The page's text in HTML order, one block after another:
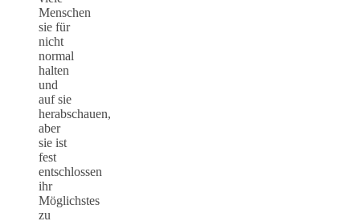
Menschen
sie für
nicht
normal
halten
und
auf sie
herabschauen,
aber
sie ist
fest
entschlossen
ihr
Möglichstes
zu